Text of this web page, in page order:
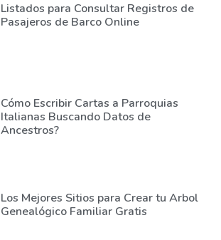
Listados para Consultar Registros de
Pasajeros de Barco Online
Cómo Escribir Cartas a Parroquias
Italianas Buscando Datos de
Ancestros?
Los Mejores Sitios para Crear tu Arbol
Genealógico Familiar Gratis